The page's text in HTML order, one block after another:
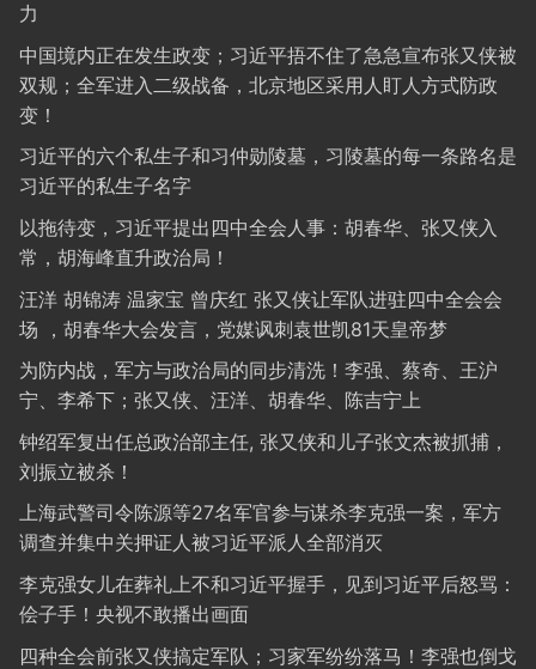
力
中国境内正在发生政变；习近平捂不住了急急宣布张又侠被
双规；全军进入二级战备，北京地区采用人盯人方式防政
变！
习近平的六个私生子和习仲勋陵墓，习陵墓的每一条路名是
习近平的私生子名字
以拖待变，习近平提出四中全会人事：胡春华、张又侠入
常，胡海峰直升政治局！
汪洋 胡锦涛 温家宝 曾庆红 张又侠让军队进驻四中全会会
场 ，胡春华大会发言，党媒讽刺袁世凯81天皇帝梦
为防内战，军方与政治局的同步清洗！李强、蔡奇、王沪
宁、李希下；张又侠、汪洋、胡春华、陈吉宁上
钟绍军复出任总政治部主任, 张又侠和儿子张文杰被抓捕，
刘振立被杀！
上海武警司令陈源等27名军官参与谋杀李克强一案，军方
调查并集中关押证人被习近平派人全部消灭
李克强女儿在葬礼上不和习近平握手，见到习近平后怒骂：
侩子手！央视不敢播出画面
四种全会前张又侠搞定军队；习家军纷纷落马！李强也倒戈